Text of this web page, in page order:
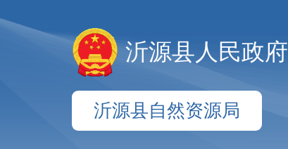
沂源县人民政府
沂源县自然资源局